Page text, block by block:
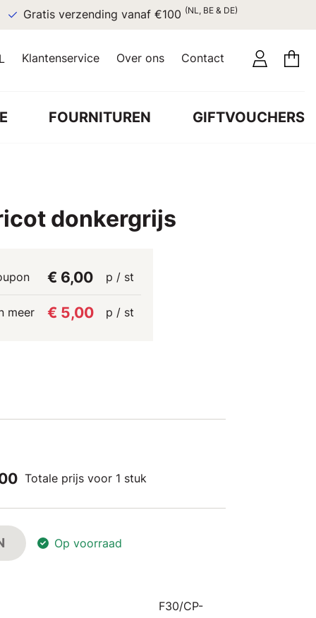
Gratis verzending vanaf €100 (NL, BE & DE)
Klantenservice Over ons Contact
FOURNITUREN GIFTVOUCHERS
donkergrijs
€ 6,00 p / st
meer € 5,00 p / st
Totale prijs voor 1 stuk
Op voorraad
F30/CP-